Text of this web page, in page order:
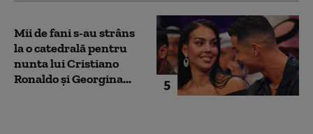
5
Mii de fani s-au strâns
la o catedrală pentru
nunta lui Cristiano
Ronaldo şi Georgina...